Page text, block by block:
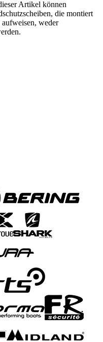
Artikel können
die montiert
weder